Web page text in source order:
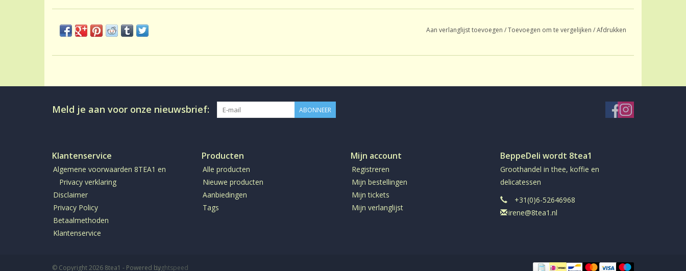
Aan verlanglijst toevoegen /Toevoegen om te vergelijken /Afdrukken
Meld je aan voor onze nieuwsbrief: ABONNEER
Klantenservice
Algemene voorwaarden 8TEA1 en
Privacy verklaring
Disclaimer
Privacy Policy
Betaalmethoden
Klantenservice
Producten
Alle producten
Nieuwe producten
Aanbiedingen
Tags
Mijn account
Registreren
Mijn bestellingen
Mijn tickets
Mijn verlanglijst
BeppeDeli wordt 8tea1
Groothandel in thee, koffie en
delicatessen
+31(0)6-52646968
irene@8tea1.nl
© Copyright 2026 8tea1 - Powered byLightspeed